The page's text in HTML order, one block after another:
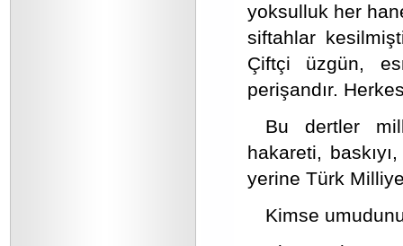
yoksulluk her
siftahlar
Çiftçi üzgün,
perişandır.
Bu dertler
hakareti,
yerine Türk
Kimse